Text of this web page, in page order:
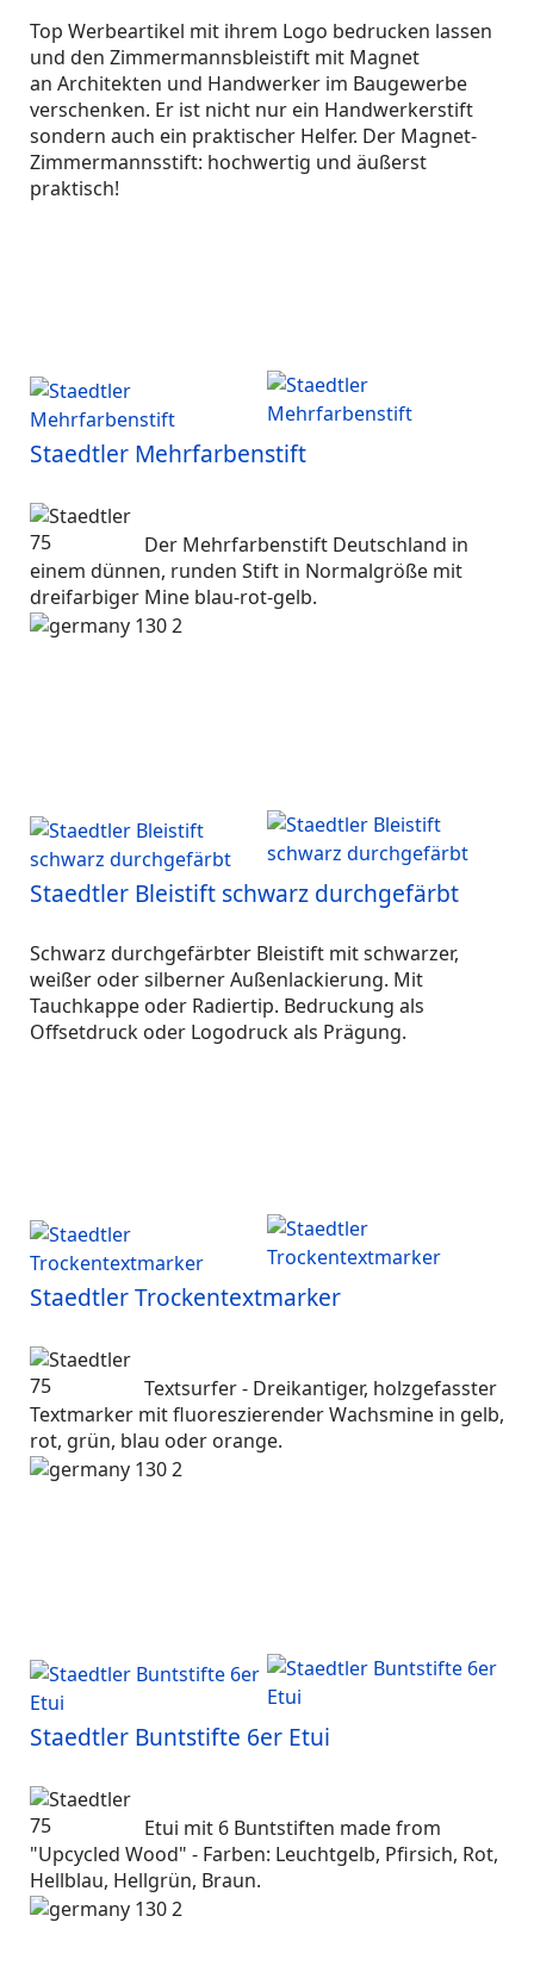
Top Werbeartikel mit ihrem Logo bedrucken lassen
und den Zimmermannsbleistift mit Magnet
an Architekten und Handwerker im Baugewerbe
verschenken. Er ist nicht nur ein Handwerkerstift
sondern auch ein praktischer Helfer. Der Magnet-
Zimmermannsstift: hochwertig und äußerst
praktisch!
Staedtler Mehrfarbenstift
Der Mehrfarbenstift Deutschland in
einem dünnen, runden Stift in Normalgröße mit
dreifarbiger Mine blau-rot-gelb.
Staedtler Bleistift schwarz durchgefärbt
Schwarz durchgefärbter Bleistift mit schwarzer,
weißer oder silberner Außenlackierung. Mit
Tauchkappe oder Radiertip. Bedruckung als
Offsetdruck oder Logodruck als Prägung.
Staedtler Trockentextmarker
Textsurfer - Dreikantiger, holzgefasster
Textmarker mit fluoreszierender Wachsmine in gelb,
rot, grün, blau oder orange.
Staedtler Buntstifte 6er Etui
Etui mit 6 Buntstiften made from
"Upcycled Wood" - Farben: Leuchtgelb, Pfirsich, Rot,
Hellblau, Hellgrün, Braun.